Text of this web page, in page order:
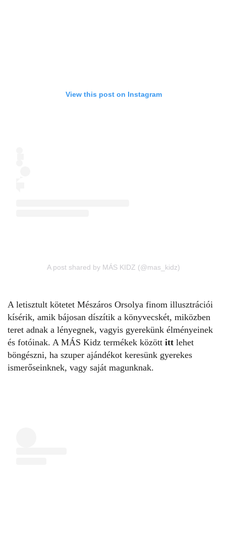
View this post on Instagram
A post shared by MÁS KIDZ (@mas_kidz)
A letisztult kötetet Mészáros Orsolya finom illusztrációi
kísérik, amik bájosan díszítik a könyvecskét, miközben
teret adnak a lényegnek, vagyis gyerekünk élményeinek
és fotóinak. A MÁS Kidz termékek között itt lehet
böngészni, ha szuper ajándékot keresünk gyerekes
ismerőseinknek, vagy saját magunknak.